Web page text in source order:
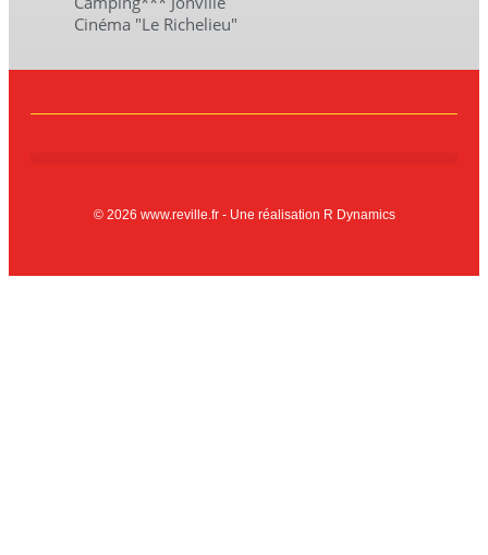
Cinéma "Le Richelieu"
© 2026 www.reville.fr - Une réalisation R Dynamics